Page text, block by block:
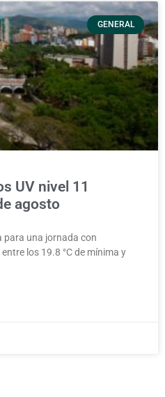
GENERAL
UV nivel 11
agosto
para una jornada con
los 19.8 °C de mínima y